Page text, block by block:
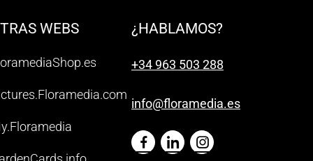
WEBS ¿HABLAMOS?
+34 963 503 288
info@floramedia.es